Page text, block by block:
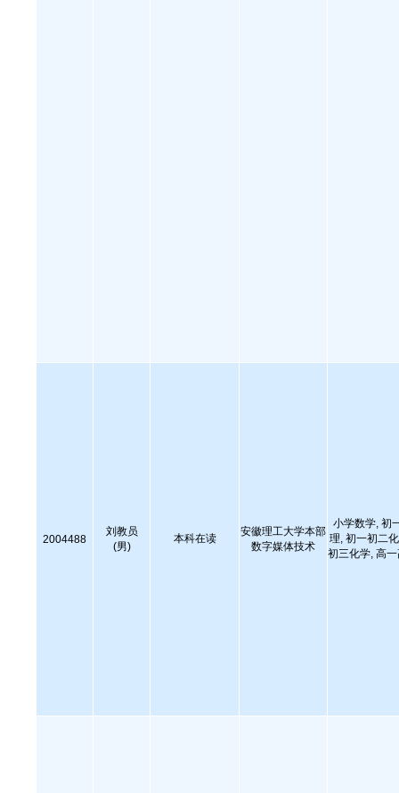
2004488
刘教员
(男)
本科在读
安徽理工大学本部
数字媒体技术
小学数学, 初
理, 初一初二
初三化学, 高